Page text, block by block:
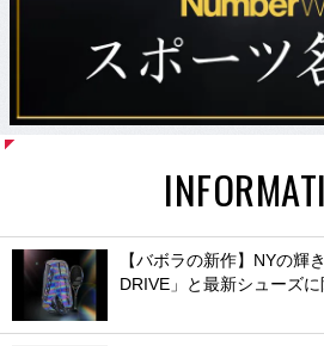
【バボラの新作】NYの輝
DRIVE」と最新シューズ